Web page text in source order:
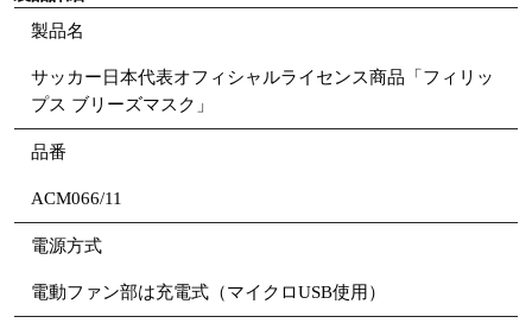
製品名
サッカー日本代表オフィシャルライセンス商品「フィリッ
プス ブリーズマスク」
品番
ACM066/11
電源方式
電動ファン部は充電式（マイクロUSB使用）